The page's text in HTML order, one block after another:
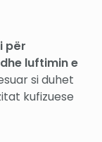
për
luftimin e
si duhet
kufizuese